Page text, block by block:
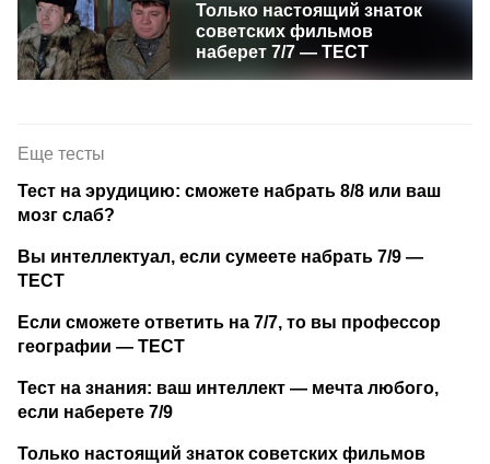
Только настоящий знаток
советских фильмов
наберет 7/7 — ТЕСТ
Еще тесты
Тест на эрудицию: сможете набрать 8/8 или ваш
мозг слаб?
Вы интеллектуал, если сумеете набрать 7/9 —
ТЕСТ
Если сможете ответить на 7/7, то вы профессор
географии — ТЕСТ
Тест на знания: ваш интеллект — мечта любого,
если наберете 7/9
Только настоящий знаток советских фильмов